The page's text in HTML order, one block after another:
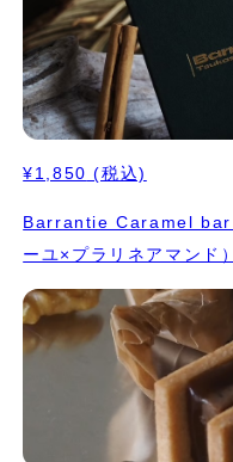
¥1,850 (税込)
Barrantie Caramel bar
ーユ×プラリネアマンド